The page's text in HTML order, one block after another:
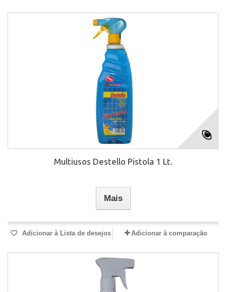
Multiusos Destello Pistola 1 Lt.
Mais
Adicionar à Lista de desejos Adicionar à comparação